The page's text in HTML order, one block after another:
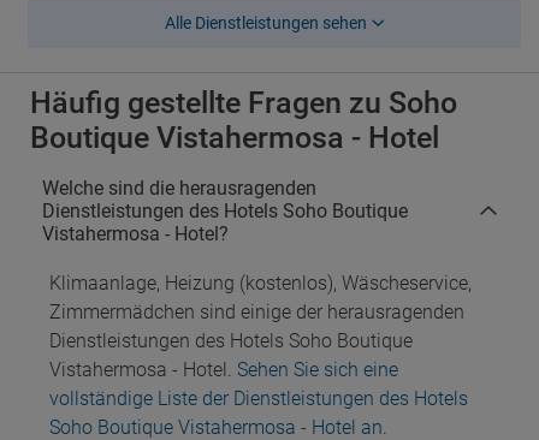
Alle Dienstleistungen sehen
Häufig gestellte Fragen zu Soho
Boutique Vistahermosa - Hotel
Welche sind die herausragenden
Dienstleistungen des Hotels Soho Boutique
Vistahermosa - Hotel?
Klimaanlage, Heizung (kostenlos), Wäscheservice,
Zimmermädchen sind einige der herausragenden
Dienstleistungen des Hotels Soho Boutique
Vistahermosa - Hotel. Sehen Sie sich eine
vollständige Liste der Dienstleistungen des Hotels
Soho Boutique Vistahermosa - Hotel an.